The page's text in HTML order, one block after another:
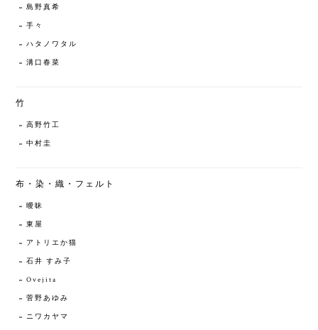
島野真希
手々
ハタノワタル
溝口春菜
竹
高野竹工
中村圭
布・染・織・フェルト
曖昧
東屋
アトリエか猫
石井 すみ子
Ovejita
菅野あゆみ
ニワカヤマ